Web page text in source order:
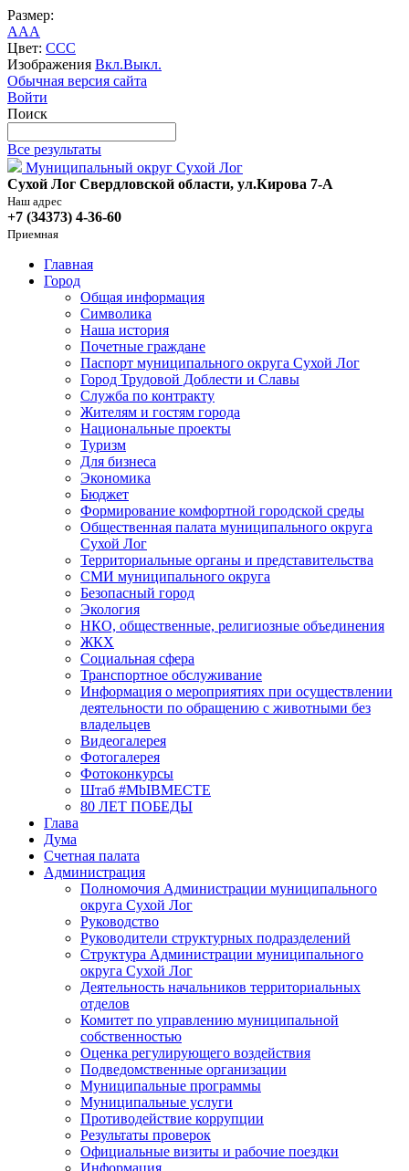
Размер:
AAA
Цвет: CCC
Изображения Вкл.Выкл.
Обычная версия сайта
Войти
Поиск
Все результаты
Муниципальный округ Сухой Лог
Сухой Лог Свердловской области, ул.Кирова 7-А
Наш адрес
+7 (34373) 4-36-60
Приемная
Главная
Город
Общая информация
Символика
Наша история
Почетные граждане
Паспорт муниципального округа Сухой Лог
Город Трудовой Доблести и Славы
Служба по контракту
Жителям и гостям города
Национальные проекты
Туризм
Для бизнеса
Экономика
Бюджет
Формирование комфортной городской среды
Общественная палата муниципального округа
Сухой Лог
Территориальные органы и представительства
СМИ муниципального округа
Безопасный город
Экология
НКО, общественные, религиозные объединения
ЖКХ
Социальная сфера
Транспортное обслуживание
Информация о мероприятиях при осуществлении
деятельности по обращению с животными без
владельцев
Видеогалерея
Фотогалерея
Фотоконкурсы
Штаб #MbIBMECTE
80 ЛЕТ ПОБЕДЫ
Глава
Дума
Счетная палата
Администрация
Полномочия Администрации муниципального
округа Сухой Лог
Руководство
Руководители структурных подразделений
Структура Администрации муниципального
округа Сухой Лог
Деятельность начальников территориальных
отделов
Комитет по управлению муниципальной
собственностью
Оценка регулирующего воздействия
Подведомственные организации
Муниципальные программы
Муниципальные услуги
Противодействие коррупции
Результаты проверок
Официальные визиты и рабочие поездки
Информация